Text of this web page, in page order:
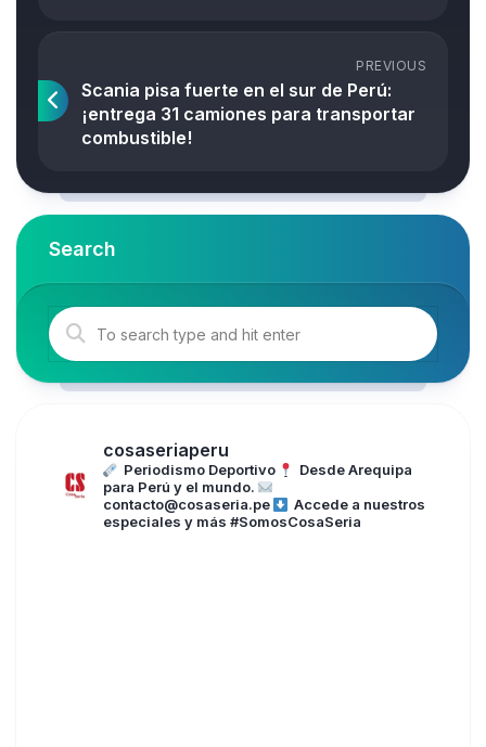
PREVIOUS
Scania pisa fuerte en el sur de Perú:
¡entrega 31 camiones para transportar
combustible!
Search
cosaseriaperu
Periodismo Deportivo
Desde Arequipa
para Perú y el mundo.
contacto@cosaseria.pe
Accede a nuestros
especiales y más #SomosCosaSeria